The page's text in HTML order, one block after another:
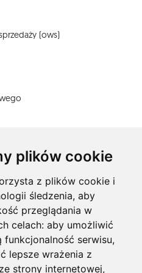
plików cookie
z plików cookie i
śledzenia, aby
przeglądania w
celach: aby umożliwić
funkcjonalność serwisu,
lepsze wrażenia z
strony internetowej,
(ows)
olium.pl?